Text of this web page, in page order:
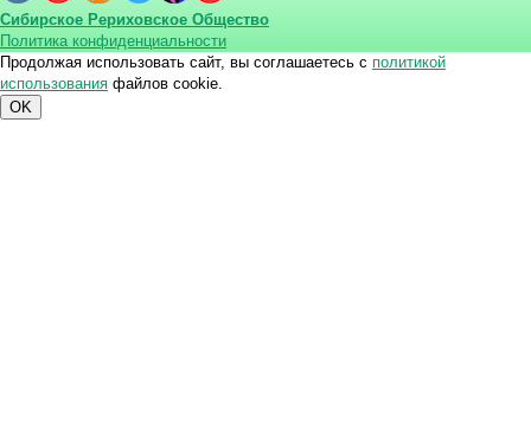
Сибирское Рериховское Общество
Политика конфиденциальности
Продолжая использовать сайт, вы соглашаетесь с политикой
использования файлов cookie.
OK